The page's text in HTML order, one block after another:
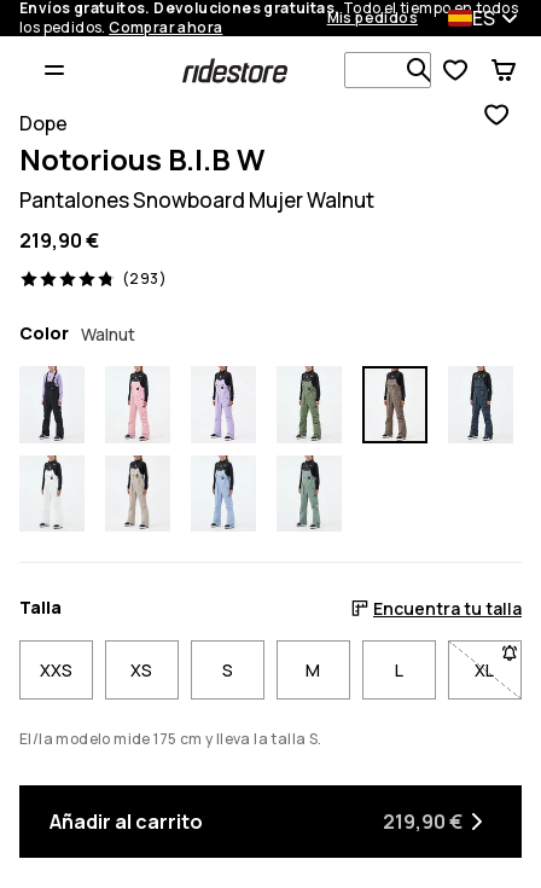
Envíos gratuitos. Devoluciones gratuitas.Todo el tiempo en todos
los pedidos.Comprar ahora Mis pedidos ES
Busca en
Dope
Notorious B.I.B W
Pantalones Snowboard Mujer Walnut
219,90 €
(293)
293 opiniones, 4.8/5
Color Walnut
Talla Encuentra tu talla
XXS XS S M L XL- Talla
El/la modelo mide 175 cm y lleva la talla S.
Añadir al carrito 219,90 €